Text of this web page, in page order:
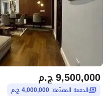
ج.م9,500,000
الدفعة المقدّمة: 4,000,000 ج.م